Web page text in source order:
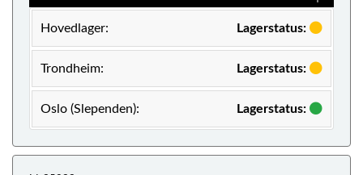
Hovedlager: Lagerstatus:
Trondheim: Lagerstatus:
Oslo (Slependen): Lagerstatus: